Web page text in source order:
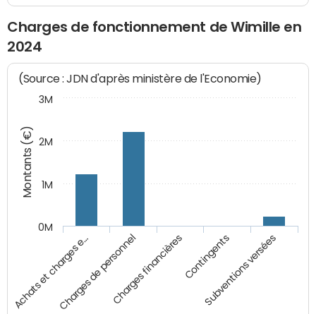
Charges de fonctionnement de Wimille en
2024
Montants (€)
(Source : JDN d'après ministère de l'Economie)
Achats et charges e…Charges de personnelCharges financièresContingents
Subventions versées
0M
1M
2M
3M